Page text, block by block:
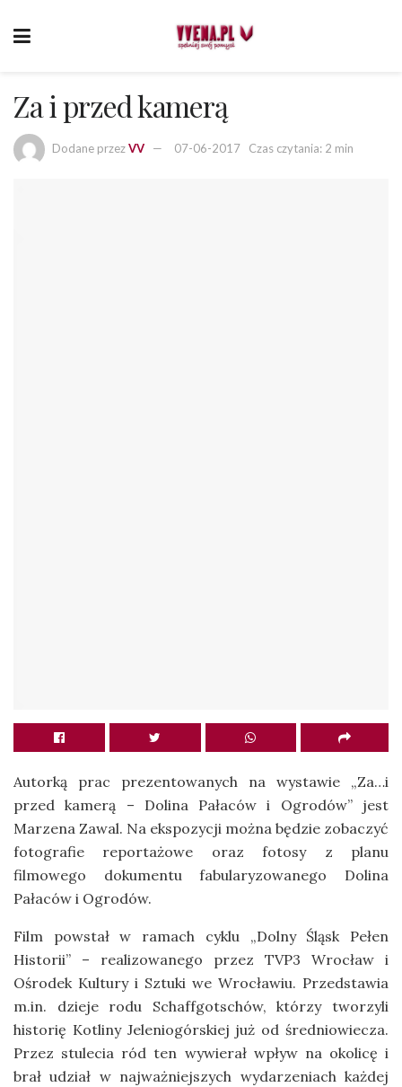
Za i przed kamerą
Dodane przezVV 07-06-2017 Czas czytania: 2 min
Autorką prac prezentowanych na wystawie „Za…i
przed kamerą – Dolina Pałaców i Ogrodów” jest
Marzena Zawal. Na ekspozycji można będzie zobaczyć
fotografie reportażowe oraz fotosy z planu
filmowego dokumentu fabularyzowanego Dolina
Pałaców i Ogrodów.
Film powstał w ramach cyklu „Dolny Śląsk Pełen
Historii” – realizowanego przez TVP3 Wrocław i
Ośrodek Kultury i Sztuki we Wrocławiu. Przedstawia
m.in. dzieje rodu Schaffgotschów, którzy tworzyli
historię Kotliny Jeleniogórskiej już od średniowiecza.
Przez stulecia ród ten wywierał wpływ na okolicę i
brał udział w najważniejszych wydarzeniach każdej